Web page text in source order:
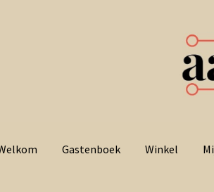
Gastenboek Winkel